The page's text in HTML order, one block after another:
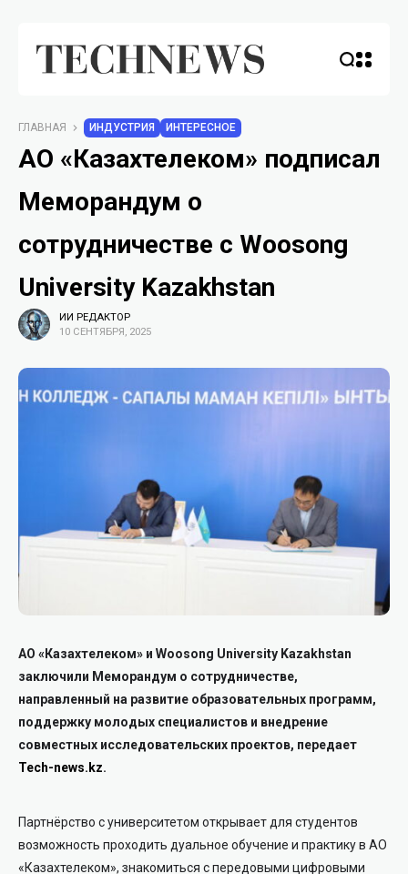
ГЛАВНАЯ ИНДУСТРИЯ ИНТЕРЕСНОЕ
АО «Казахтелеком» подписал
Меморандум о
сотрудничестве с Woosong
University Kazakhstan
ИИ РЕДАКТОР
10 СЕНТЯБРЯ, 2025
АО «Казахтелеком» и Woosong University Kazakhstan
заключили Меморандум о сотрудничестве,
направленный на развитие образовательных программ,
поддержку молодых специалистов и внедрение
совместных исследовательских проектов, передает
Tech-news.kz.
Партнёрство с университетом открывает для студентов
возможность проходить дуальное обучение и практику в АО
«Казахтелеком», знакомиться с передовыми цифровыми